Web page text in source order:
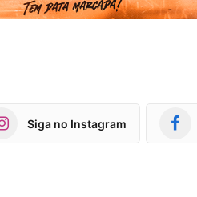
Siga no Instagram